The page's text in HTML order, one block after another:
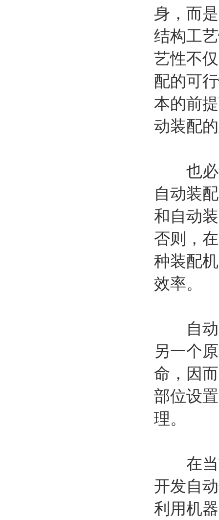
身，而
结构工
艺性不
配的可
本的前
动装配
也必须
自动装
和自动
否则，
种装配
效率。
自动装
另一个
命，因
部位设
理。
在当前
开发自
利用机